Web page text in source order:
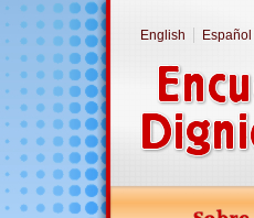
English Español